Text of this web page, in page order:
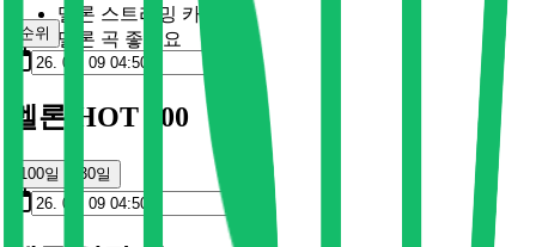
멜론 스트리밍 카드
멜론 곡 좋아요
순위
멜론 HOT 100
100일 30일